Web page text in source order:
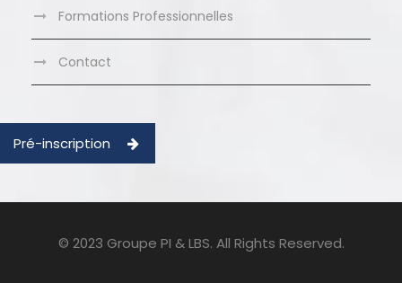
Formations Professionnelles
Contact
© 2023 Groupe PI & LBS. All Rights Reserved.
Pré-inscription